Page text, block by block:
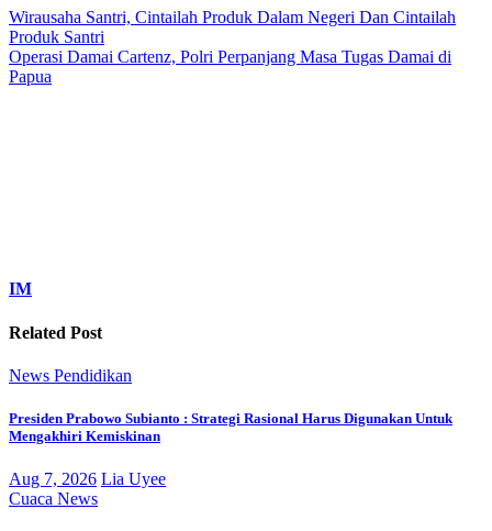
Wirausaha Santri, Cintailah Produk Dalam Negeri Dan Cintailah
Produk Santri
Operasi Damai Cartenz, Polri Perpanjang Masa Tugas Damai di
Papua
IM
Related Post
News Pendidikan
Presiden Prabowo Subianto : Strategi Rasional Harus Digunakan Untuk
Mengakhiri Kemiskinan
Aug 7, 2026 Lia Uyee
Cuaca News